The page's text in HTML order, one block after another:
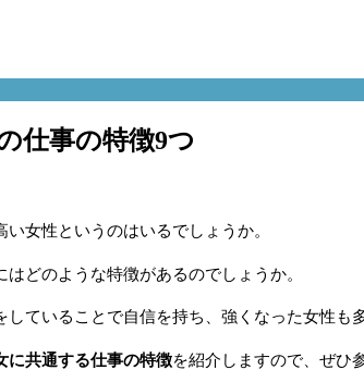
仕事の特徴9つ
女性というのはいるでしょうか。
どのような特徴があるのでしょうか。
ていることで自信を持ち、強くなった女性も
に共通する仕事の特徴を紹介しますので、ぜひ